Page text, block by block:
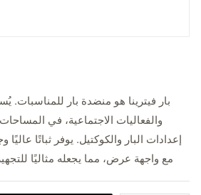
بار فيترينا هو منضدة بار
والفعاليات الاجتماعية، في
إعدادات البار والكوكتيل. يوفر ثباتًا
مع واجهة عرض، مما يجعله مثاليًا